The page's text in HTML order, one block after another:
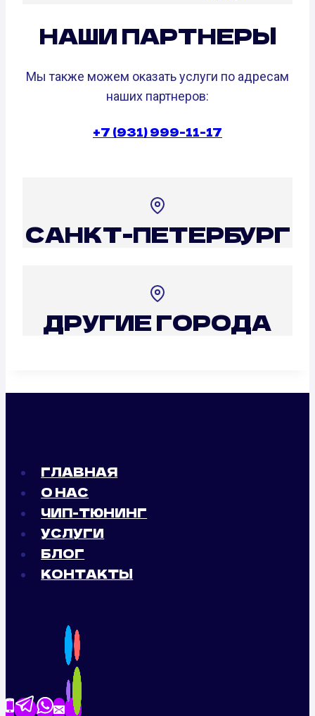
НАШИ ПАРТНЕРЫ
Мы также можем оказать услуги по адресам
наших партнеров:
+7 (931) 999-11-17
САНКТ-ПЕТЕРБУРГ
ДРУГИЕ ГОРОДА
ГЛАВНАЯ
О НАС
ЧИП-ТЮНИНГ
УСЛУГИ
БЛОГ
КОНТАКТЫ